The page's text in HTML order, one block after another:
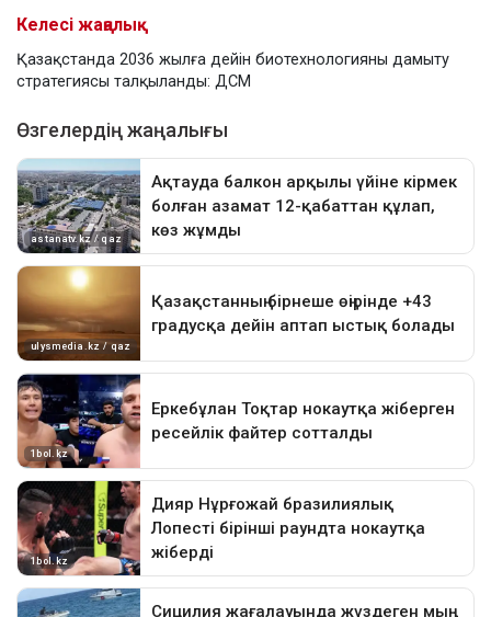
Келесі жаңалық
Қазақстанда 2036 жылға дейін биотехнологияны дамыту
стратегиясы талқыланды: ДСМ